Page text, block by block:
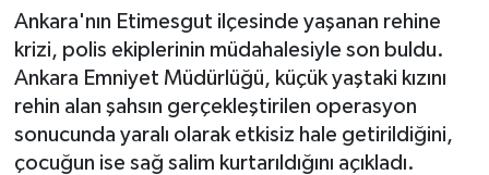
Ankara'nın Etimesgut ilçesinde yaşanan rehine
krizi, polis ekiplerinin müdahalesiyle son buldu.
Ankara Emniyet Müdürlüğü, küçük yaştaki kızını
rehin alan şahsın gerçekleştirilen operasyon
sonucunda yaralı olarak etkisiz hale getirildiğini,
çocuğun ise sağ salim kurtarıldığını açıkladı.
Diğer
Dünya
Eğitim
Tüm Manşetler
Son Dakika Haberleri
Haber Arşivi